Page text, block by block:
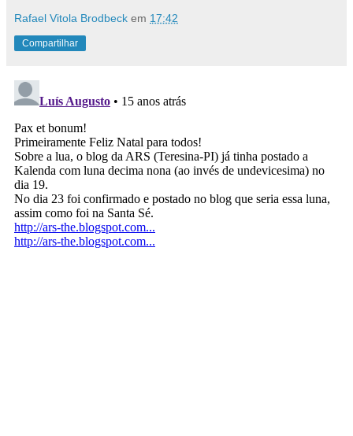
Rafael Vitola Brodbeck em 17:42
Compartilhar